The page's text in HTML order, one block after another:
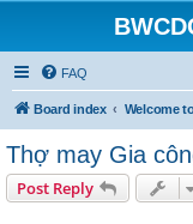
FAQ
Board index Welcome
Thợ may Gia
Post Reply